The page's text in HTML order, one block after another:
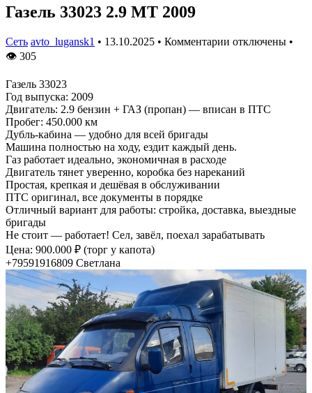
Газель 33023 2.9 МТ 2009
Сеть avto_lugansk1 • 13.10.2025 • Комментарии отключены •
👁 305
Газель 33023
Год выпуска: 2009
Двигатель: 2.9 бензин + ГАЗ (пропан) — вписан в ПТС
Пробег: 450.000 км
Дубль-кабина — удобно для всей бригады
Машина полностью на ходу, ездит каждый день.
Газ работает идеально, экономичная в расходе
Двигатель тянет уверенно, коробка без нареканий
Простая, крепкая и дешёвая в обслуживании
ПТС оригинал, все документы в порядке
Отличный вариант для работы: стройка, доставка, выездные
бригады
Не стоит — работает! Сел, завёл, поехал зарабатывать
Цена: 900.000 ₽ (торг у капота)
+79591916809 Светлана